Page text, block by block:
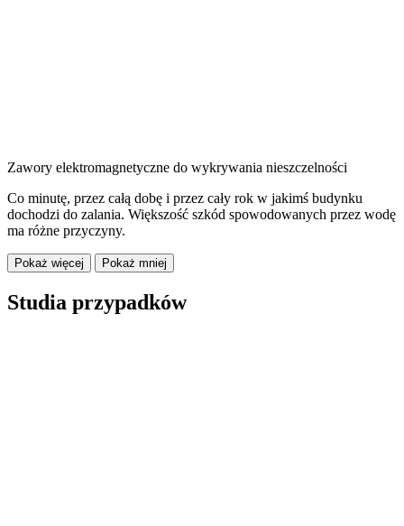
Zawory elektromagnetyczne do wykrywania nieszczelności
Co minutę, przez całą dobę i przez cały rok w jakimś budynku
dochodzi do zalania. Większość szkód spowodowanych przez wodę
ma różne przyczyny.
Pokaż więcej Pokaż mniej
Studia przypadków